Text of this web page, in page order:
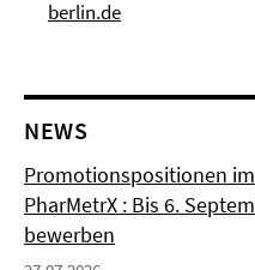
berlin.de
NEWS
Promotionspositionen
PharMetrX : Bis 6.
bewerben